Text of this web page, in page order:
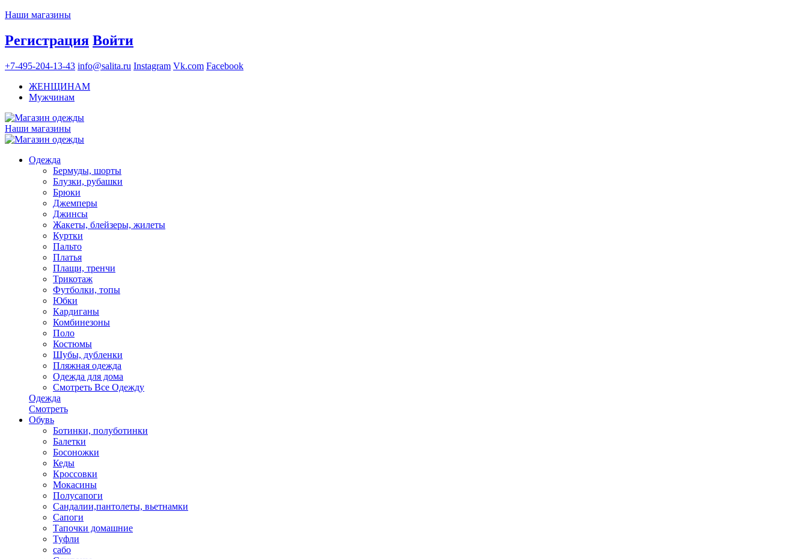
Наши магазины
Регистрация Войти
+7-495-204-13-43 info@salita.ru Instagram Vk.com Facebook
ЖЕНЩИНАМ
Мужчинам
Наши магазины
Одежда
Бермуды, шорты
Блузки, рубашки
Брюки
Джемперы
Джинсы
Жакеты, блейзеры, жилеты
Куртки
Пальто
Платья
Плащи, тренчи
Трикотаж
Футболки, топы
Юбки
Кардиганы
Комбинезоны
Поло
Костюмы
Шубы, дубленки
Пляжная одежда
Одежда для дома
Смотреть Все Одежду
Одежда
Смотреть
Обувь
Ботинки, полуботинки
Балетки
Босоножки
Кеды
Кроссовки
Мокасины
Полусапоги
Сандалии,пантолеты, вьетнамки
Сапоги
Тапочки домашние
Туфли
сабо